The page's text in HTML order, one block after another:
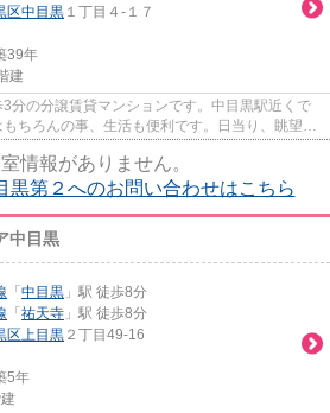
区中目黒 １丁目４-１７
39年
建
分の分譲賃貸マンションです。中目黒駅近くで
ちろんの事、生活も便利です。日当り、眺望も
情報がありません。
黒第２へのお問い合わせはこちら
中目黒
「 中目黒 」駅 徒歩8分
「 祐天寺 」駅 徒歩8分
区上目黒 ２丁目49-16
5年